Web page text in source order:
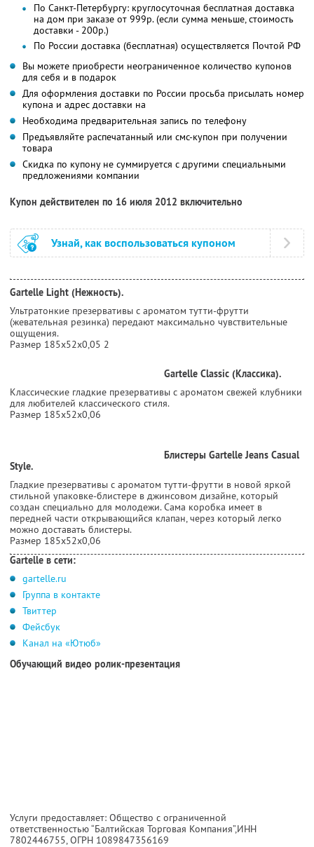
По Санкт-Петербургу: круглосуточная бесплатная доставка
на дом при заказе от 999р. (если сумма меньше, стоимость
доставки - 200р.)
По России доставка (бесплатная) осуществляется Почтой РФ
Вы можете приобрести неограниченное количество купонов
для себя и в подарок
Для оформления доставки по России просьба присылать номер
купона и адрес доставки на
Необходима предварительная запись по телефону
Предъявляйте распечатанный или смс-купон при получении
товара
Скидка по купону не суммируется с другими специальными
предложениями компании
Купон действителен по 16 июля 2012 включительно
Узнай, как воспользоваться купоном
Gartelle Light (Нежность).
Ультратонкие презервативы с ароматом тутти-фрутти
(жевательная резинка) передают максимально чувствительные
ощущения.
Размер 185х52х0,05 2
Gartelle Classic (Классика).
Классические гладкие презервативы с ароматом свежей клубники
для любителей классического стиля.
Размер 185х52х0,06
Блистеры Gartelle Jeans Casual
Style.
Гладкие презервативы с ароматом тутти-фрутти в новой яркой
стильной упаковке-блистере в джинсовом дизайне, который
создан специально для молодежи. Сама коробка имеет в
передней части открывающийся клапан, через который легко
можно доставать блистеры.
Размер 185х52х0,06
Gartelle в сети:
gartelle.ru
Группа в контакте
Твиттер
Фейсбук
Канал на «Ютюб»
Обучающий видео ролик-презентация
Услуги предоставляет: Общество с ограниченной
ответственностью “Балтийская Торговая Компания”,ИНН
7802446755, ОГРН 1089847356169